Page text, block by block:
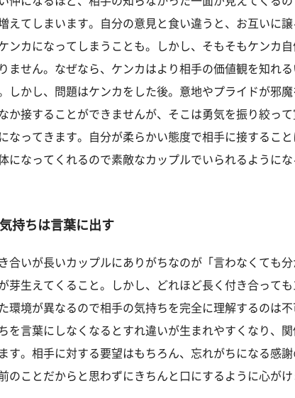
えてしまいます。自分の意見と食い違うと、お互いに
ンカになってしまうことも。しかし、そもそもケンカ
ません。なぜなら、ケンカはより相手の価値観を知れ
しかし、問題はケンカをした後。意地やプライドが邪
か接することができませんが、そこは勇気を振り絞っ
なってきます。自分が柔らかい態度で相手に接するこ
になってくれるので素敵なカップルでいられるようにな
持ちは言葉に出す
合いが長いカップルにありがちなのが「言わなくても
芽生えてくること。しかし、どれほど長く付き合って
環境が異なるので相手の気持ちを完全に理解するのは
を言葉にしなくなるとすれ違いが生まれやすくなり、
す。相手に対する要望はもちろん、忘れがちになる感
のことだからと思わずにきちんと口にするように心がけ